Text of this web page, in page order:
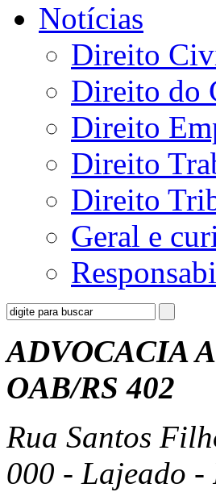
Notícias
Direito
Direito do
Direito
Direito
Direito
Geral e
ADVOCACIA
OAB/RS 402
Rua Santos
000 - Lajeado -